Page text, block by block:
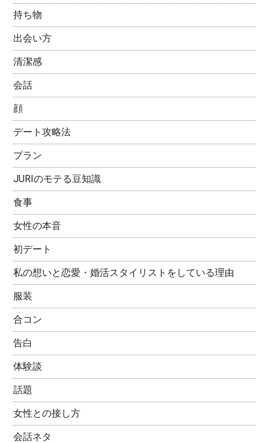
持ち物
出会い方
清潔感
会話
顔
デート攻略法
プラン
JURIのモテる豆知識
食事
女性の本音
初デート
私の想いと恋愛・婚活スタイリストをしている理由
服装
合コン
告白
体験談
話題
女性との接し方
会話ネタ